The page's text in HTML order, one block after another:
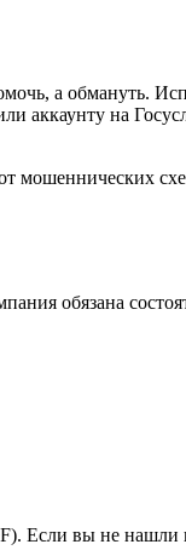
а обмануть.
аккаунту на
мошеннических
обязана
Если вы не